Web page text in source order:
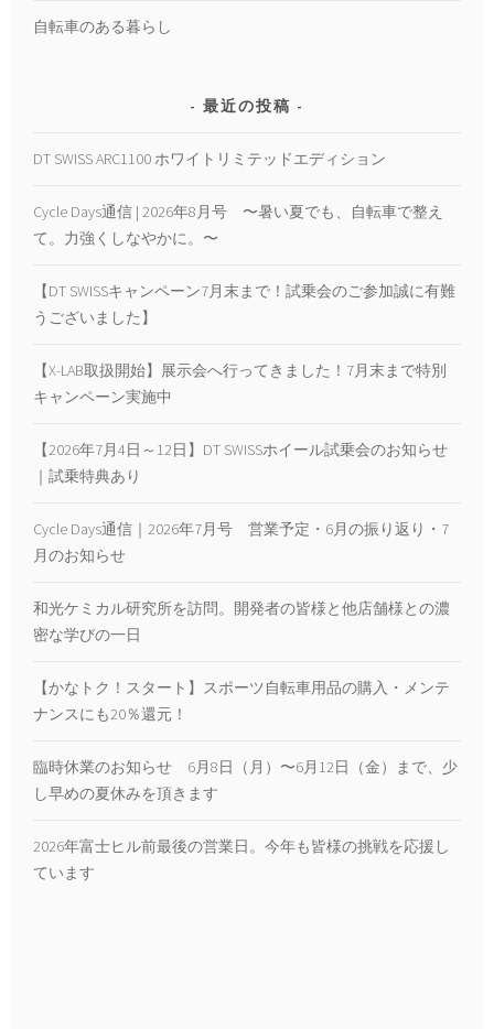
自転車のある暮らし
最近の投稿
DT SWISS ARC1100 ホワイトリミテッドエディション
Cycle Days通信 | 2026年8月号 〜暑い夏でも、自転車で整え
て。力強くしなやかに。〜
【DT SWISSキャンペーン7月末まで！試乗会のご参加誠に有難
うございました】
【X-LAB取扱開始】展示会へ行ってきました！7月末まで特別
キャンペーン実施中
【2026年7月4日～12日】DT SWISSホイール試乗会のお知らせ
｜試乗特典あり
Cycle Days通信｜2026年7月号 営業予定・6月の振り返り・7
月のお知らせ
和光ケミカル研究所を訪問。開発者の皆様と他店舗様との濃
密な学びの一日
【かなトク！スタート】スポーツ自転車用品の購入・メンテ
ナンスにも20％還元！
臨時休業のお知らせ 6月8日（月）〜6月12日（金）まで、少
し早めの夏休みを頂きます
2026年富士ヒル前最後の営業日。今年も皆様の挑戦を応援し
ています